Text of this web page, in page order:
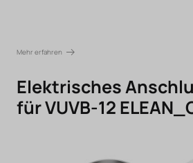
Mehr erfahren
Elektrisches
für VUVB-12